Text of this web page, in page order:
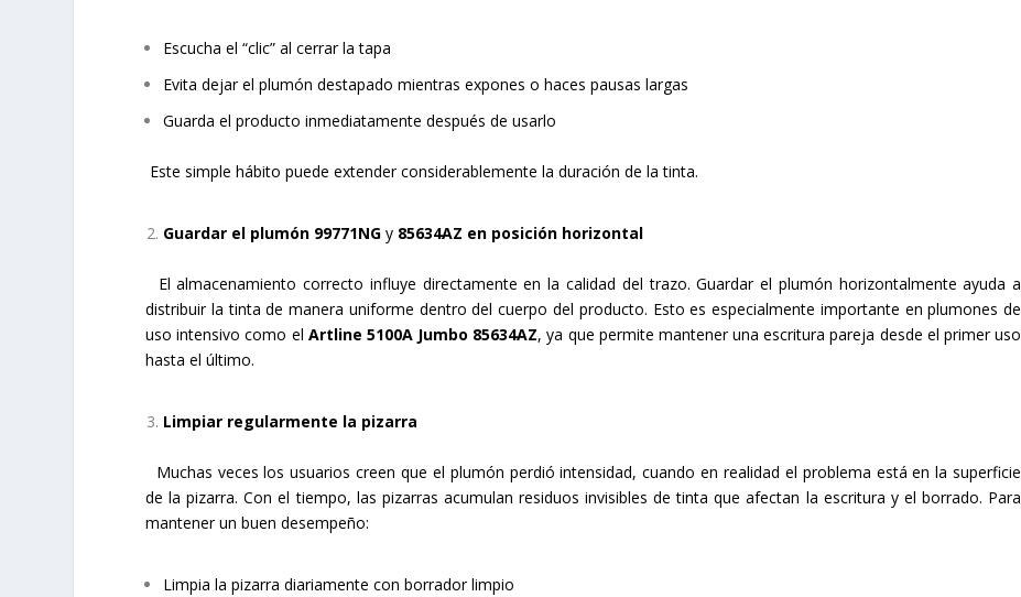
Escucha el “clic” al cerrar la tapa
Evita dejar el plumón destapado mientras expones o haces pausas largas
Guarda el producto inmediatamente después de usarlo
Este simple hábito puede extender considerablemente la duración de la tinta.
Guardar el plumón 99771NG y 85634AZ en posición horizontal
El almacenamiento correcto influye directamente en la calidad del trazo. Guardar el plumón horizontalmente ayuda a
distribuir la tinta de manera uniforme dentro del cuerpo del producto. Esto es especialmente importante en plumones de
uso intensivo como el Artline 5100A Jumbo 85634AZ, ya que permite mantener una escritura pareja desde el primer uso
hasta el último.
Limpiar regularmente la pizarra
Muchas veces los usuarios creen que el plumón perdió intensidad, cuando en realidad el problema está en la superficie
de la pizarra. Con el tiempo, las pizarras acumulan residuos invisibles de tinta que afectan la escritura y el borrado. Para
mantener un buen desempeño:
Limpia la pizarra diariamente con borrador limpio